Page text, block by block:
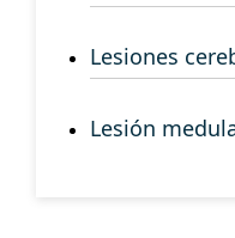
Lesiones
Lesión